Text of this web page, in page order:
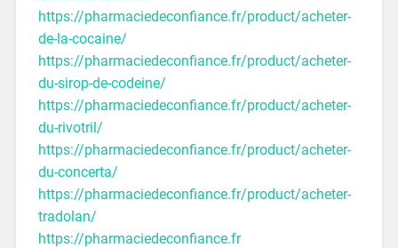
https://pharmaciedeconfiance.fr/product/acheter-
de-la-cocaine/
https://pharmaciedeconfiance.fr/product/acheter-
du-sirop-de-codeine/
https://pharmaciedeconfiance.fr/product/acheter-
du-rivotril/
https://pharmaciedeconfiance.fr/product/acheter-
du-concerta/
https://pharmaciedeconfiance.fr/product/acheter-
tradolan/
https://pharmaciedeconfiance.fr